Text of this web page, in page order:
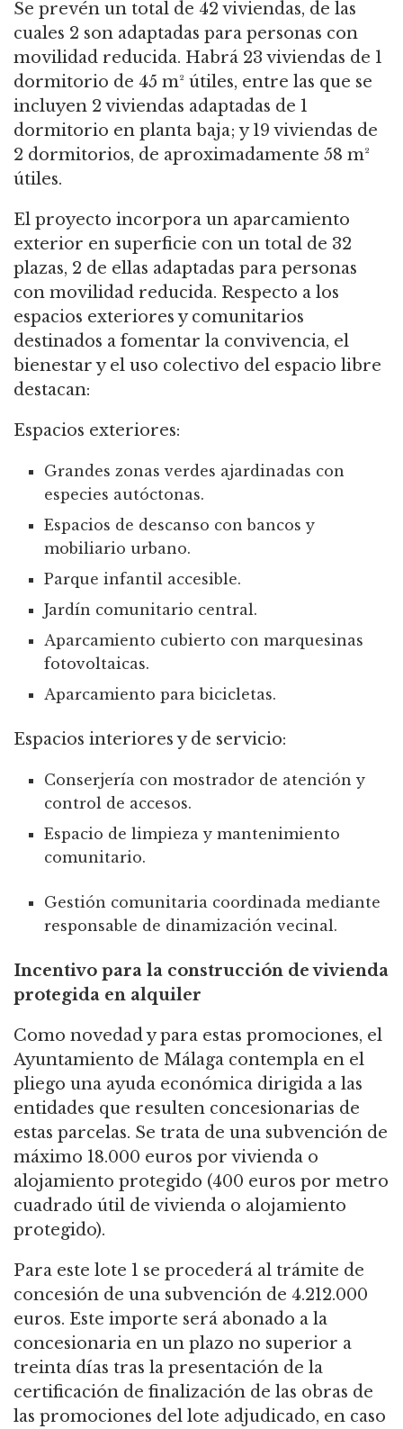
Se prevén un total de 42 viviendas, de las
cuales 2 son adaptadas para personas con
movilidad reducida. Habrá 23 viviendas de 1
dormitorio de 45 m² útiles, entre las que se
incluyen 2 viviendas adaptadas de 1
dormitorio en planta baja; y 19 viviendas de
2 dormitorios, de aproximadamente 58 m²
útiles.
El proyecto incorpora un aparcamiento
exterior en superficie con un total de 32
plazas, 2 de ellas adaptadas para personas
con movilidad reducida. Respecto a los
espacios exteriores y comunitarios
destinados a fomentar la convivencia, el
bienestar y el uso colectivo del espacio libre
destacan:
Espacios exteriores:
Grandes zonas verdes ajardinadas con
especies autóctonas.
Espacios de descanso con bancos y
mobiliario urbano.
Parque infantil accesible.
Jardín comunitario central.
Aparcamiento cubierto con marquesinas
fotovoltaicas.
Aparcamiento para bicicletas.
Espacios interiores y de servicio:
Conserjería con mostrador de atención y
control de accesos.
Espacio de limpieza y mantenimiento
comunitario.
Gestión comunitaria coordinada mediante
responsable de dinamización vecinal.
Incentivo para la construcción de vivienda
protegida en alquiler
Como novedad y para estas promociones, el
Ayuntamiento de Málaga contempla en el
pliego una ayuda económica dirigida a las
entidades que resulten concesionarias de
estas parcelas. Se trata de una subvención de
máximo 18.000 euros por vivienda o
alojamiento protegido (400 euros por metro
cuadrado útil de vivienda o alojamiento
protegido).
Para este lote 1 se procederá al trámite de
concesión de una subvención de 4.212.000
euros. Este importe será abonado a la
concesionaria en un plazo no superior a
treinta días tras la presentación de la
certificación de finalización de las obras de
las promociones del lote adjudicado, en caso